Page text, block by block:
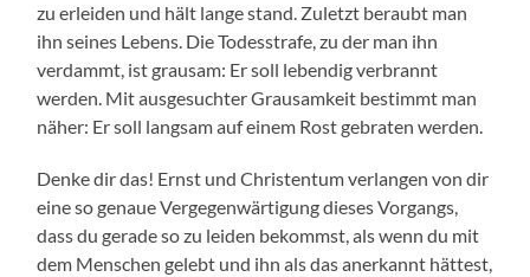
zu erleiden und hält lange stand. Zuletzt beraubt man
ihn seines Lebens. Die Todesstrafe, zu der man ihn
verdammt, ist grausam: Er soll lebendig verbrannt
werden. Mit ausgesuchter Grausamkeit bestimmt man
näher: Er soll langsam auf einem Rost gebraten werden.
Denke dir das! Ernst und Christentum verlangen von dir
eine so genaue Vergegenwärtigung dieses Vorgangs,
dass du gerade so zu leiden bekommst, als wenn du mit
dem Menschen gelebt und ihn als das anerkannt hättest,